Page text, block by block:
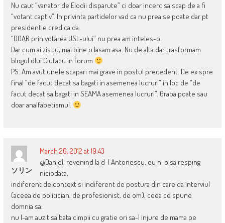
Nu caut “vanator de Elodii disparute” ci doar incerc sa scap de a fi
“votant captiv”. In privinta partidelor vad ca nu prea se poate dar pt
presidentie cred ca da.
“DOAR prin votarea USL-ului” nu prea am inteles-o.
Dar cum ai zis tu, mai bine o lasam asa. Nu de alta dar trasformam
blogul dlui Ciutacu in forum
PS. Am avut unele scapari mai grave in postul precedent. De ex spre
final “de facut decat sa bagati in asemenea lucruri” in loc de “de
facut decat sa bagati in SEAMA asemenea lucruri”. Graba poate sau
doar analfabetismul.
ソリン
March 26, 2012 at 19:43
@Daniel: revenind la d-l Antonescu, eu n-o sa resping
niciodata,
indiferent de context si indiferent de postura din care da interviul
(aceea de politician, de profesionist, de om), ceea ce spune
domnia sa;
nu l-am auzit sa bata cimpii cu gratie ori sa-l injure de mama pe